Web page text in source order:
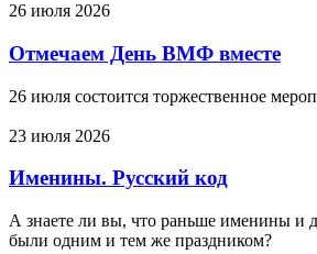
26 июля 2026
Отмечаем День ВМФ вместе
26 июля состоится торжественное
23 июля 2026
Именины. Русский код
А знаете ли вы, что раньше именины и
были одним и тем же праздником?